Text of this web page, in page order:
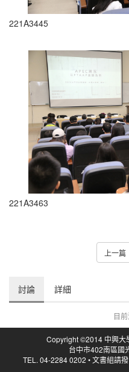
221A3445
221A3463
上一篇
討論 詳細
目
Copyright ©2014 中興大
台中市402南區國
TEL. 04-2284 0202 • 文書組請